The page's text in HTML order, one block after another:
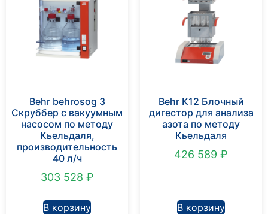
Behr behrosog 3
Скруббер с вакуумным
насосом по методу
Кьельдаля,
производительность
40 л/ч
303 528 ₽
В корзину
Behr K12 Блочный
дигестор для анализа
азота по методу
Кьельдаля
426 589 ₽
В корзину